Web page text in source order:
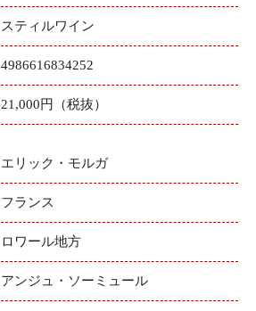
スティルワイン
4986616834252
21,000円（税抜）
エリック・モルガ
フランス
ロワール地方
アンジュ・ソーミュール